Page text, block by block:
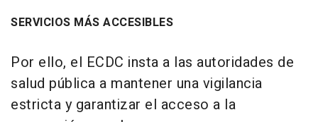
SERVICIOS MÁS ACCESIBLES
Por ello, el ECDC insta a las autoridades de
salud pública a mantener una vigilancia
estricta y garantizar el acceso a la